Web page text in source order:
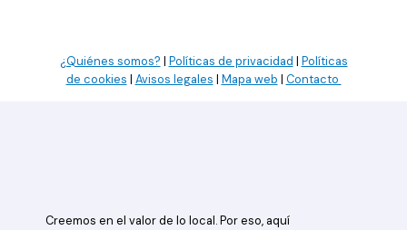
¿Quiénes somos? | Políticas de privacidad | Políticas
de cookies | Avisos legales | Mapa web | Contacto
Creemos en el valor de lo local. Por eso, aquí